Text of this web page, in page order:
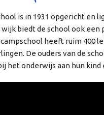
is in 1931 opgericht en
biedt de school ook
heeft ruim 400
De ouders van de
het onderwijs aan hun